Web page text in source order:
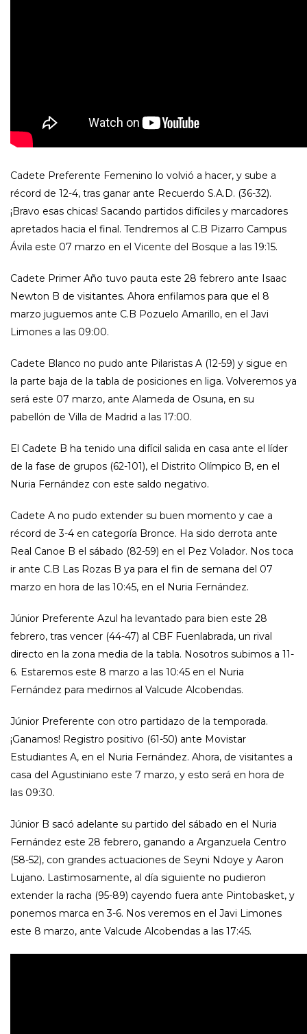
Cadete Preferente Femenino lo volvió a hacer, y sube a
récord de 12-4, tras ganar ante Recuerdo S.A.D. (36-32).
¡Bravo esas chicas! Sacando partidos difíciles y marcadores
apretados hacia el final. Tendremos al C.B Pizarro Campus
Ávila este 07 marzo en el Vicente del Bosque a las 19:15.
Cadete Primer Año tuvo pauta este 28 febrero ante Isaac
Newton B de visitantes. Ahora enfilamos para que el 8
marzo juguemos ante C.B Pozuelo Amarillo, en el Javi
Limones a las 09:00.
Cadete Blanco no pudo ante Pilaristas A (12-59) y sigue en
la parte baja de la tabla de posiciones en liga. Volveremos ya
será este 07 marzo, ante Alameda de Osuna, en su
pabellón de Villa de Madrid a las 17:00.
El Cadete B ha tenido una difícil salida en casa ante el líder
de la fase de grupos (62-101), el Distrito Olímpico B, en el
Nuria Fernández con este saldo negativo.
Cadete A no pudo extender su buen momento y cae a
récord de 3-4 en categoría Bronce. Ha sido derrota ante
Real Canoe B el sábado (82-59) en el Pez Volador. Nos toca
ir ante C.B Las Rozas B ya para el fin de semana del 07
marzo en hora de las 10:45, en el Nuria Fernández.
Júnior Preferente Azul ha levantado para bien este 28
febrero, tras vencer (44-47) al CBF Fuenlabrada, un rival
directo en la zona media de la tabla. Nosotros subimos a 11-
6. Estaremos este 8 marzo a las 10:45 en el Nuria
Fernández para medirnos al Valcude Alcobendas.
Júnior Preferente con otro partidazo de la temporada.
¡Ganamos! Registro positivo (61-50) ante Movistar
Estudiantes A, en el Nuria Fernández. Ahora, de visitantes a
casa del Agustiniano este 7 marzo, y esto será en hora de
las 09:30.
Júnior B sacó adelante su partido del sábado en el Nuria
Fernández este 28 febrero, ganando a Arganzuela Centro
(58-52), con grandes actuaciones de Seyni Ndoye y Aaron
Lujano. Lastimosamente, al día siguiente no pudieron
extender la racha (95-89) cayendo fuera ante Pintobasket, y
ponemos marca en 3-6. Nos veremos en el Javi Limones
este 8 marzo, ante Valcude Alcobendas a las 17:45.